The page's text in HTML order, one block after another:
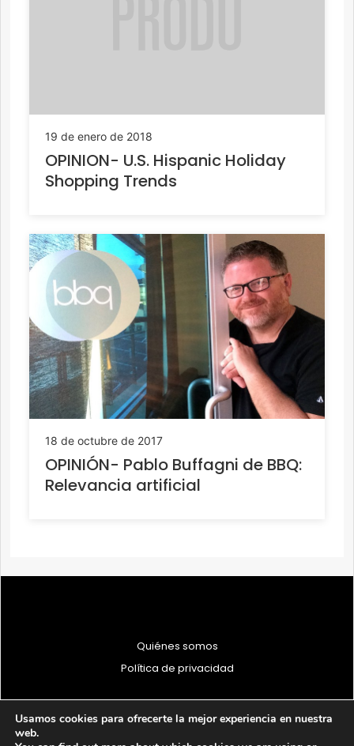
19 de enero de 2018
OPINION- U.S. Hispanic Holiday
Shopping Trends
18 de octubre de 2017
OPINIÓN- Pablo Buffagni de BBQ:
Relevancia artificial
Quiénes somos
Política de privacidad
Usamos cookies para ofrecerte la mejor experiencia en nuestra
web.